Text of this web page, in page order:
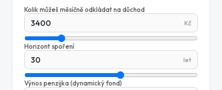
Kolik můžeš měsíčně odkládat na důchod
Kč
Horizont spoření
let
Výnos penzijka (dynamický fond)